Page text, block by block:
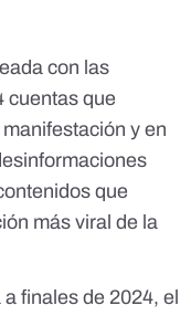
con las
cuentas que
y en
que
más viral de la
finales de 2024, el